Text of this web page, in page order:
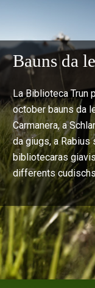
Bauns da
La Biblioteca Trun
october bauns da
Carmanera, a
da giugs, a
bibliotecaras
differents